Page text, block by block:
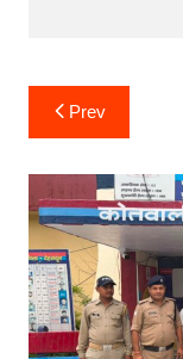
Post
navigation
Prev